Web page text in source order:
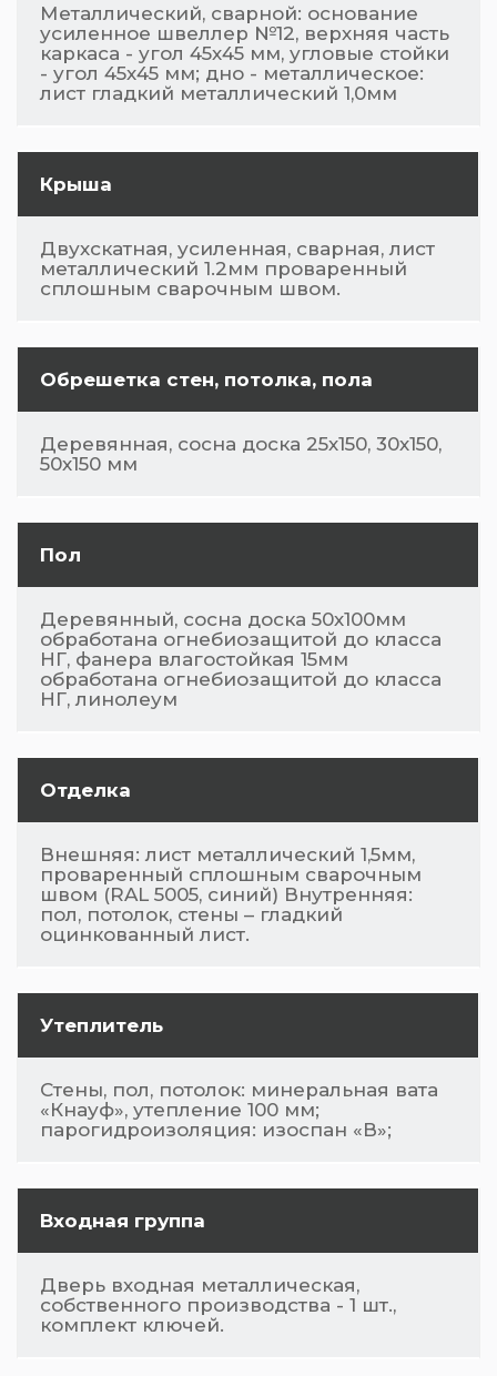
Металлический, сварной: основание
усиленное швеллер №12, верхняя часть
каркаса - угол 45х45 мм, угловые стойки
- угол 45х45 мм; дно - металлическое:
лист гладкий металлический 1,0мм
Крыша
Двухскатная, усиленная, сварная, лист
металлический 1.2мм проваренный
сплошным сварочным швом.
Обрешетка стен, потолка, пола
Деревянная, сосна доска 25х150, 30х150,
50х150 мм
Пол
Деревянный, сосна доска 50х100мм
обработана огнебиозащитой до класса
НГ, фанера влагостойкая 15мм
обработана огнебиозащитой до класса
НГ, линолеум
Отделка
Внешняя: лист металлический 1,5мм,
проваренный сплошным сварочным
швом (RAL 5005, синий) Внутренняя:
пол, потолок, стены – гладкий
оцинкованный лист.
Утеплитель
Стены, пол, потолок: минеральная вата
«Кнауф», утепление 100 мм;
парогидроизоляция: изоспан «В»;
Входная группа
Дверь входная металлическая,
собственного производства - 1 шт.,
комплект ключей.